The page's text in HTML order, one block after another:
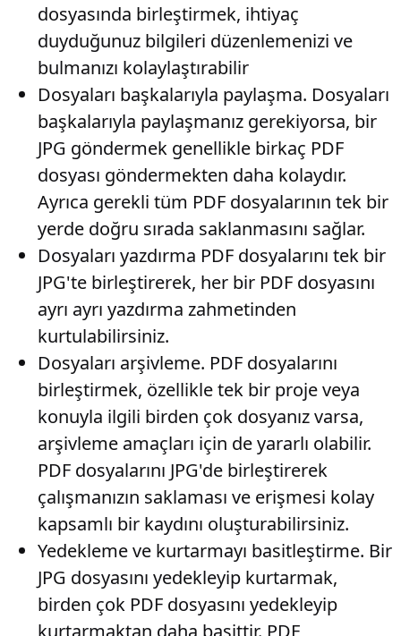
dosyasında birleştirmek, ihtiyaç
duyduğunuz bilgileri düzenlemenizi ve
bulmanızı kolaylaştırabilir
Dosyaları başkalarıyla paylaşma. Dosyaları
başkalarıyla paylaşmanız gerekiyorsa, bir
JPG göndermek genellikle birkaç PDF
dosyası göndermekten daha kolaydır.
Ayrıca gerekli tüm PDF dosyalarının tek bir
yerde doğru sırada saklanmasını sağlar.
Dosyaları yazdırma PDF dosyalarını tek bir
JPG'te birleştirerek, her bir PDF dosyasını
ayrı ayrı yazdırma zahmetinden
kurtulabilirsiniz.
Dosyaları arşivleme. PDF dosyalarını
birleştirmek, özellikle tek bir proje veya
konuyla ilgili birden çok dosyanız varsa,
arşivleme amaçları için de yararlı olabilir.
PDF dosyalarını JPG'de birleştirerek
çalışmanızın saklaması ve erişmesi kolay
kapsamlı bir kaydını oluşturabilirsiniz.
Yedekleme ve kurtarmayı basitleştirme. Bir
JPG dosyasını yedekleyip kurtarmak,
birden çok PDF dosyasını yedekleyip
kurtarmaktan daha basittir. PDF